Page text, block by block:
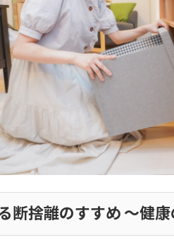
断捨離のすすめ ～健